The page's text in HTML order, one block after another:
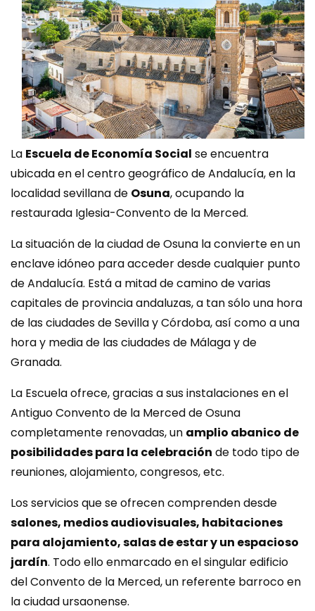
La Escuela de Economía Social se encuentra
ubicada en el centro geográfico de Andalucía, en la
localidad sevillana de Osuna, ocupando la
restaurada Iglesia-Convento de la Merced.
La situación de la ciudad de Osuna la convierte en un
enclave idóneo para acceder desde cualquier punto
de Andalucía. Está a mitad de camino de varias
capitales de provincia andaluzas, a tan sólo una hora
de las ciudades de Sevilla y Córdoba, así como a una
hora y media de las ciudades de Málaga y de
Granada.
La Escuela ofrece, gracias a sus instalaciones en el
Antiguo Convento de la Merced de Osuna
completamente renovadas, un amplio abanico de
posibilidades para la celebración de todo tipo de
reuniones, alojamiento, congresos, etc.
Los servicios que se ofrecen comprenden desde
salones, medios audiovisuales, habitaciones
para alojamiento, salas de estar y un espacioso
jardín. Todo ello enmarcado en el singular edificio
del Convento de la Merced, un referente barroco en
la ciudad ursaonense.